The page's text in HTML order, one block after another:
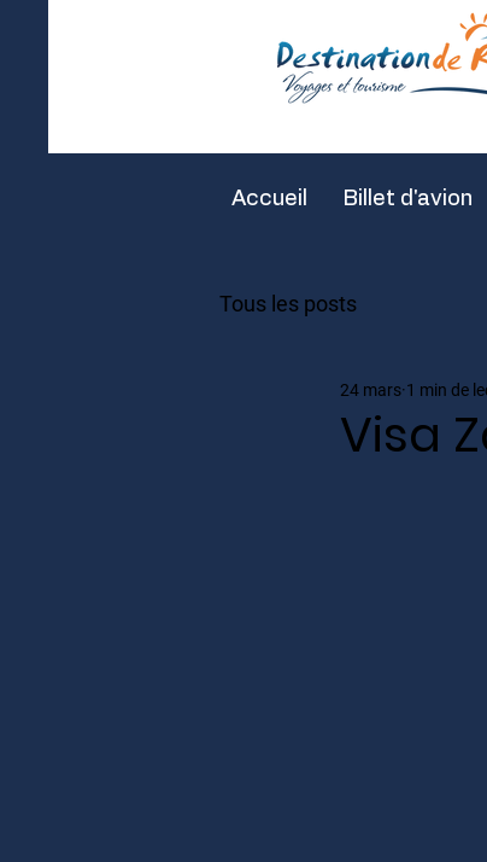
Accueil Billet d'avion
Tous les posts
Visa
24 mars 1 min de